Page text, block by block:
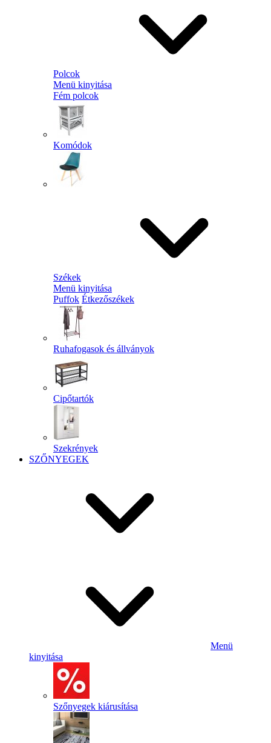
Polcok
Menü kinyitása
Fém polcok
Komódok
Székek
Menü kinyitása
Puffok Étkezőszékek
Ruhafogasok és állványok
Cipőtartók
Szekrények
SZŐNYEGEK
Menü
kinyitása
Szőnyegek kiárusítása